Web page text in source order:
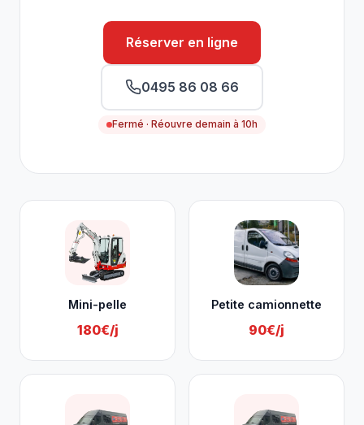
Réserver en ligne
0495 86 08 66
Fermé · Réouvre demain à 10h
Mini-pelle
180€/j
Petite camionnette
90€/j